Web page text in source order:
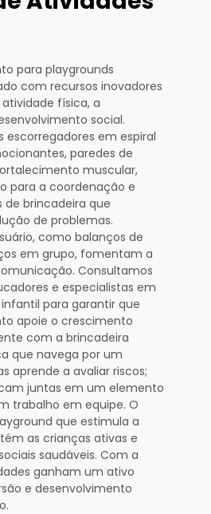
para playgrounds
com recursos inovadores
física, a
social.
escorregadores em espiral
paredes de
muscular,
para a coordenação e
de brincadeira que
de problemas.
como balanços de
em grupo, fomentam a
Consultamos
e especialistas em
para garantir que
apoie o crescimento
com a brincadeira
que navega por um
aprende a avaliar riscos;
juntas em um elemento
trabalho em equipe. O
que estimula a
as crianças ativas e
saudáveis. Com a
ganham um ativo
e desenvolvimento